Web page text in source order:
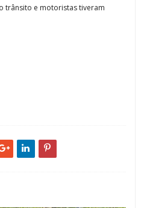
trânsito e motoristas tiveram